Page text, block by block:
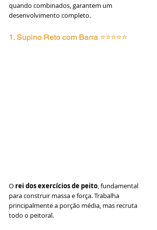
quando combinados, garantem um
desenvolvimento completo.
1. Supino Reto com Barra ⭐⭐⭐⭐⭐
O rei dos exercícios de peito, fundamental
para construir massa e força. Trabalha
principalmente a porção média, mas recruta
todo o peitoral.